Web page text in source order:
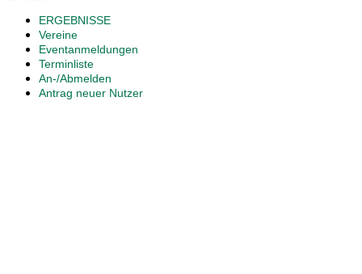
ERGEBNISSE
Vereine
Eventanmeldungen
Terminliste
An-/Abmelden
Antrag neuer Nutzer